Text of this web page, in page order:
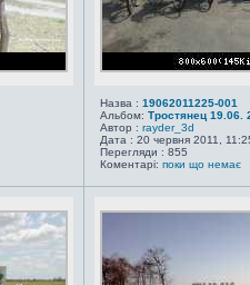
Назва : 19062011225-001
Альбом: Тростянец 19.06.
Автор : rayder_3d
Дата : 20 червня 2011,
Перегляди : 855
Коментарі: поки що немає